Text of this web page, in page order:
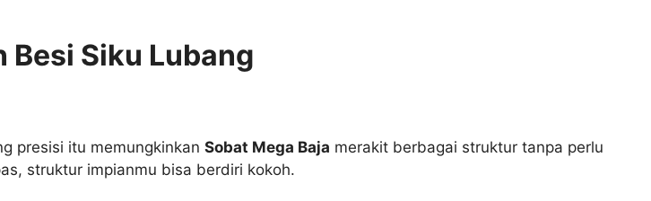
Besi Siku Lubang
presisi itu memungkinkan Sobat Mega Baja merakit berbagai struktur tanpa perlu
struktur impianmu bisa berdiri kokoh.